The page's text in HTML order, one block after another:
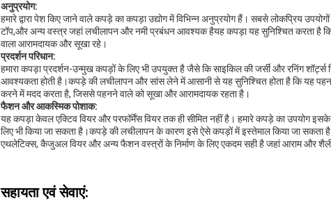
अनुप्रयोग:
हमारे द्वारा पेश किए जाने वाले कपड़े का कपड़ा उद्योग में विभिन्न अनुप्रयोग हैं। सबसे लोकप्रिय
टॉप,और अन्य वस्त्र जहां लचीलापन और नमी प्रबंधन आवश्यक हैयह कपड़ा यह सुनिश्चित करता है कि
वाला आरामदायक और सूखा रहे।
प्रदर्शन परिधान:
हमारा कपड़ा प्रदर्शन-उन्मुख कपड़ों के लिए भी उपयुक्त है जैसे कि साइकिल की जर्सी और रनिंग
आवश्यकता होती है।कपड़े की लचीलापन और सांस लेने में आसानी से यह सुनिश्चित होता है कि यह
करने में मदद करता है, जिससे पहनने वाले को सूखा और आरामदायक रहता है।
फैशन और आकस्मिक पोशाक:
यह कपड़ा केवल एक्टिव वियर और परफॉर्मेंस वियर तक ही सीमित नहीं है। हमारे कपड़े का
लिए भी किया जा सकता है।कपड़े की लचीलापन के कारण इसे ऐसे कपड़ों में इस्तेमाल किया जा सकता
एथलेटिक्स, कैजुअल वियर और अन्य फैशन वस्त्रों के निर्माण के लिए एकदम सही है जहां आराम और
सहायता एवं सेवाएं: